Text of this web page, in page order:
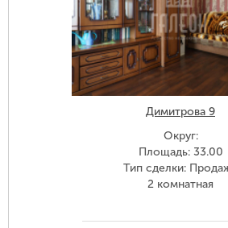
Димитрова 9
Округ:
Площадь: 33.00
Тип сделки:
2 комнатная